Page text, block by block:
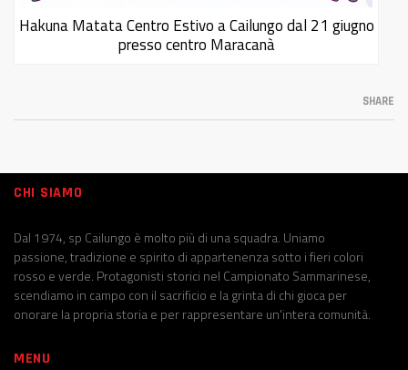
Hakuna Matata Centro Estivo a Cailungo dal 21 giugno
presso centro Maracanà
SHARE
CHI SIAMO
Dal 1974, sp Cailungo è molto più di una squadra. Uniamo
passione, tradizione e spirito di appartenenza sotto i fieri colori
rosso e verde. Protagonisti storici nel Campionato Sammarinese,
scendiamo in campo con il sacrificio e la grinta di chi gioca per
onorare la propria storia e per rappresentare un'intera comunità.
MENU